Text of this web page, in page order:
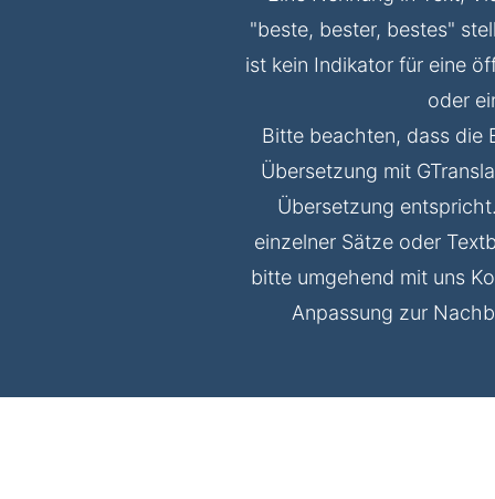
"beste, bester, bestes"
ist kein Indikator für eine
oder
Bitte beachten, dass die
Übersetzung mit
Übersetzung
einzelner Sätze oder
bitte umgehend mit uns
Anpassung zur